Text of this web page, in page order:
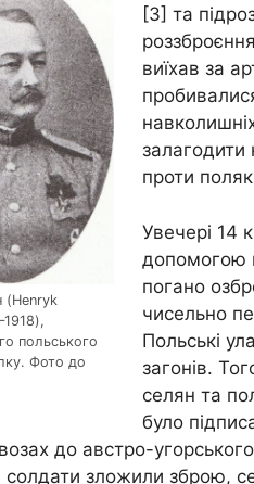
(Henryk
польського
Фото до
[3] та
виїхав за
залагодити
проти
Увечері 14
допомогою
погано
чисельно
Польські
загонів.
селян та
було
до австро-
солдати зложили зброю,